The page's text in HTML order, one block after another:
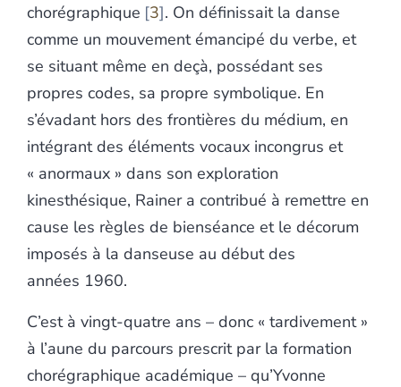
chorégraphique 3 . On définissait la danse
comme un mouvement émancipé du verbe, et
se situant même en deçà, possédant ses
propres codes, sa propre symbolique. En
s’évadant hors des frontières du médium, en
intégrant des éléments vocaux incongrus et
« anormaux » dans son exploration
kinesthésique, Rainer a contribué à remettre en
cause les règles de bienséance et le décorum
imposés à la danseuse au début des
années 1960.
C’est à vingt-quatre ans – donc « tardivement »
à l’aune du parcours prescrit par la formation
chorégraphique académique – qu’Yvonne